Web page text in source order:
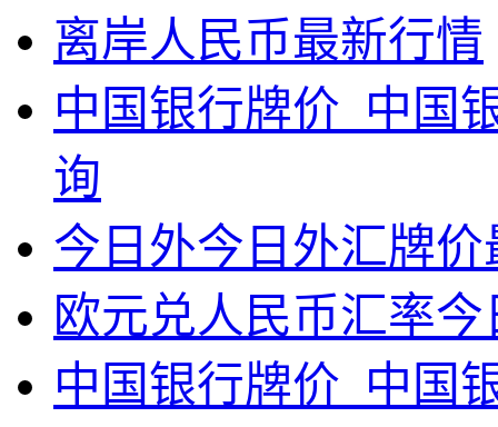
离岸人民币最新行情
中国银行牌价_中国
询
今日外今日外汇牌价
欧元兑人民币汇率今
中国银行牌价_中国